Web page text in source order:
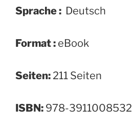
Sprache : ‎ Deutsch
Format : ‎eBook
Seiten: 211 Seiten
ISBN: 978-3911008532